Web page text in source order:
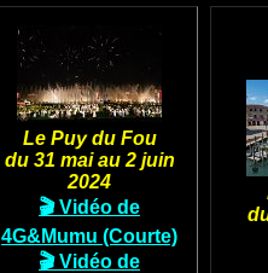
Le Puy du Fou
du 31 mai au 2 juin
2024
🎬 Vidéo de
4G&Mumu (Courte)
🎬 Vidéo de